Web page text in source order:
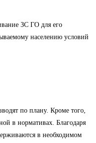
ЗС ГО для его
населению условий
по плану. Кроме того,
в нормативах. Благодаря
в необходимом